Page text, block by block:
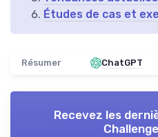
Études de cas et
Résumer ChatGPT
Recevez les